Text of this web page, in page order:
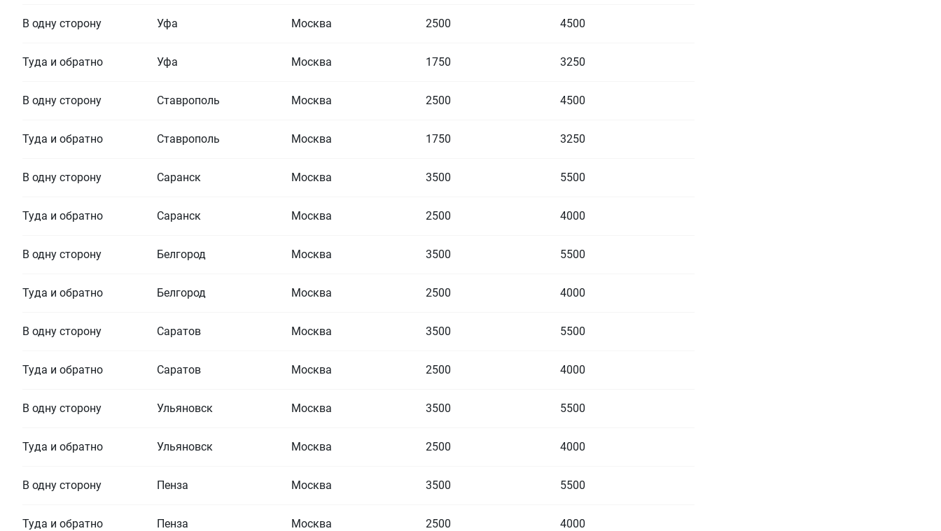
В одну сторону Уфа Москва 2500 4500
Туда и обратно Уфа Москва 1750 3250
В одну сторону Ставрополь Москва 2500 4500
Туда и обратно Ставрополь Москва 1750 3250
В одну сторону Саранск Москва 3500 5500
Туда и обратно Саранск Москва 2500 4000
В одну сторону Белгород Москва 3500 5500
Туда и обратно Белгород Москва 2500 4000
В одну сторону Саратов Москва 3500 5500
Туда и обратно Саратов Москва 2500 4000
В одну сторону Ульяновск Москва 3500 5500
Туда и обратно Ульяновск Москва 2500 4000
В одну сторону Пенза Москва 3500 5500
Туда и обратно Пенза Москва 2500 4000